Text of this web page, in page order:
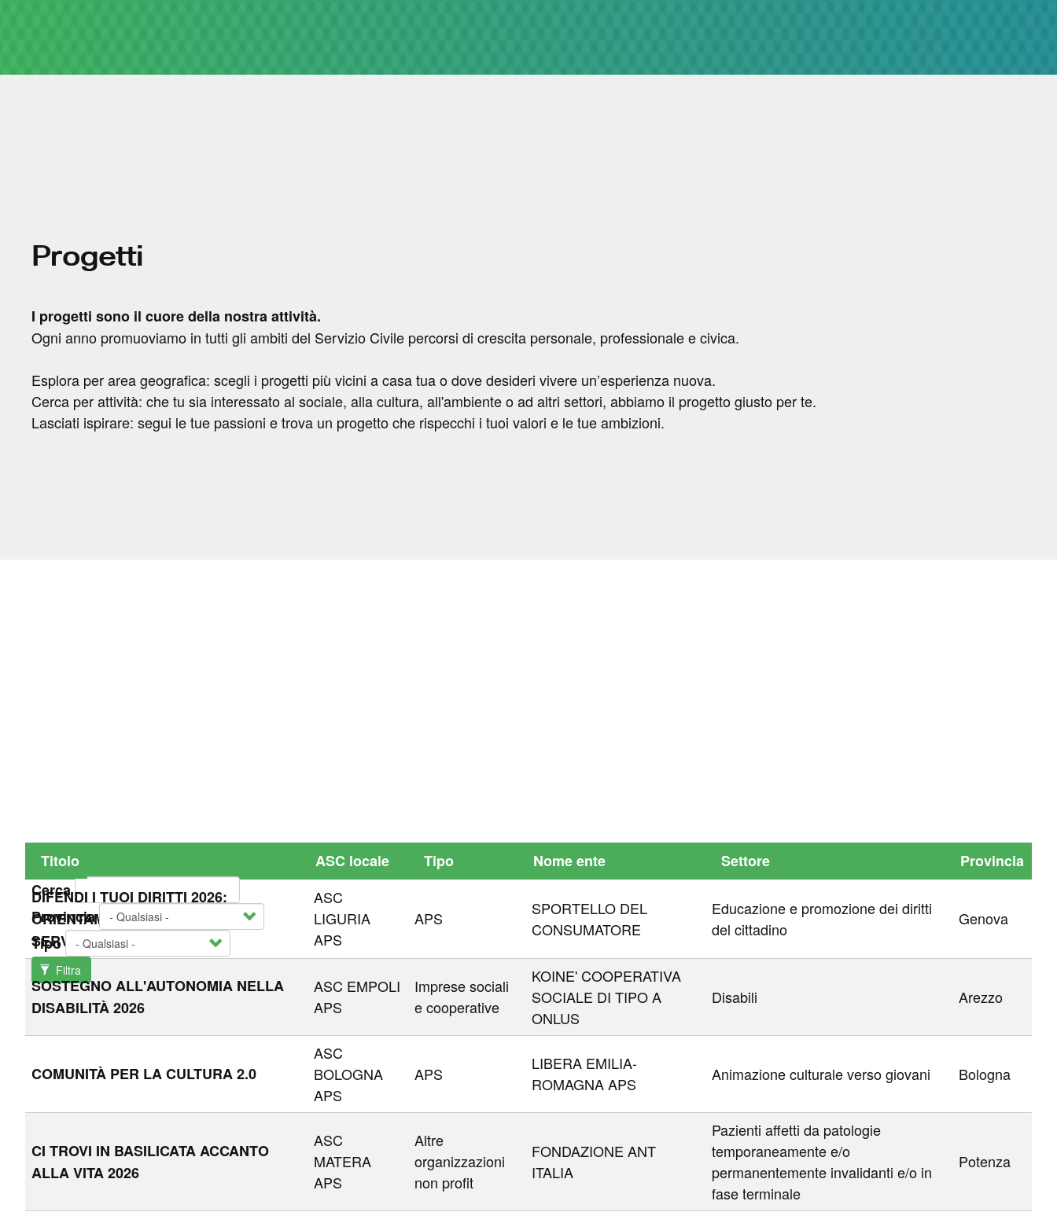
Progetti
I progetti sono il cuore della nostra attività.
Ogni anno promuoviamo in tutti gli ambiti del Servizio Civile percorsi di crescita personale, professionale e civica.
Esplora per area geografica: scegli i progetti più vicini a casa tua o dove desideri vivere un’esperienza nuova.
Cerca per attività: che tu sia interessato al sociale, alla cultura, all'ambiente o ad altri settori, abbiamo il progetto giusto per te.
Lasciati ispirare: segui le tue passioni e trova un progetto che rispecchi i tuoi valori e le tue ambizioni.
Cerca
Provincia
Tipo
Filtra
Titolo ASC locale Tipo Nome ente Settore
Provincia
DIFENDI I TUOI DIRITTI 2026:
ORIENTAMENTO E ACCESSO AI
SERVIZI
ASC
LIGURIA
APS
APS
SPORTELLO DEL
CONSUMATORE
Educazione e promozione dei diritti
del cittadino
Genova
SOSTEGNO ALL'AUTONOMIA NELLA
DISABILITÀ 2026
ASC EMPOLI
APS
Imprese sociali
e cooperative
KOINE' COOPERATIVA
SOCIALE DI TIPO A
ONLUS
Disabili Arezzo
COMUNITÀ PER LA CULTURA 2.0
ASC
BOLOGNA
APS
APS
LIBERA EMILIA-
ROMAGNA APS
Animazione culturale verso giovani Bologna
CI TROVI IN BASILICATA ACCANTO
ALLA VITA 2026
ASC
MATERA
APS
Altre
organizzazioni
non profit
FONDAZIONE ANT
ITALIA
Pazienti affetti da patologie
temporaneamente e/o
permanentemente invalidanti e/o in
fase terminale
Potenza